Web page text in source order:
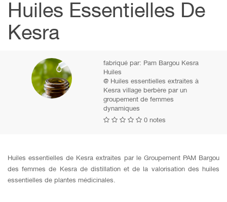
Huiles Essentielles De
Kesra
fabriqué par: Pam Bargou Kesra
Huiles
@ Huiles essentielles extraites à
Kesra village berbère par un
groupement de femmes
dynamiques
0 notes
Huiles essentielles de Kesra extraites par le Groupement PAM Bargou
des femmes de Kesra de distillation et de la valorisation des huiles
essentielles de plantes médicinales.